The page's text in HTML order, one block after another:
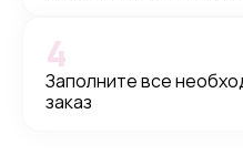
Заполните все
заказ
4